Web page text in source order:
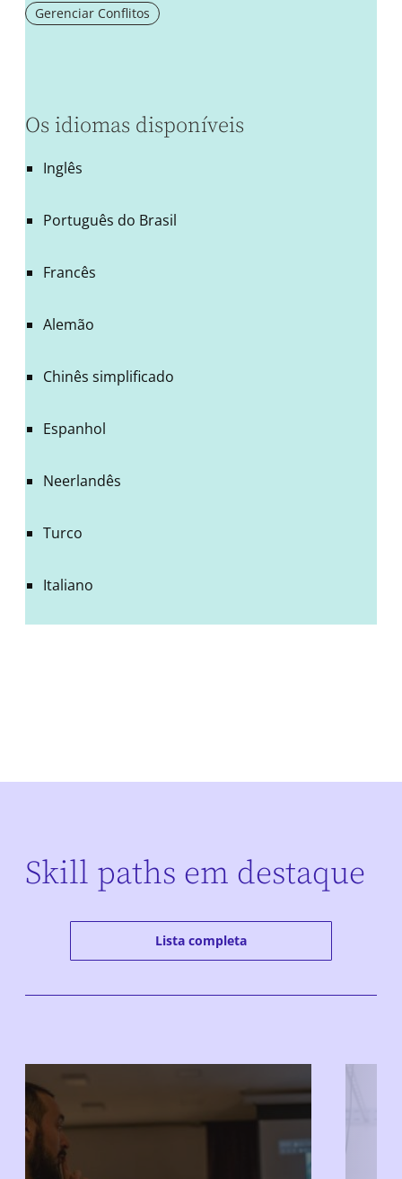
Gerenciar Conflitos
Os idiomas disponíveis
Inglês
Português do Brasil
Francês
Alemão
Chinês simplificado
Espanhol
Neerlandês
Turco
Italiano
Skill paths em destaque
Lista completa